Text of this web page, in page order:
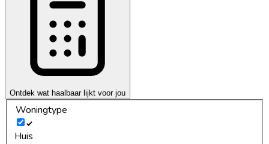
Ontdek wat haalbaar lijkt voor jou
Woningtype
Huis